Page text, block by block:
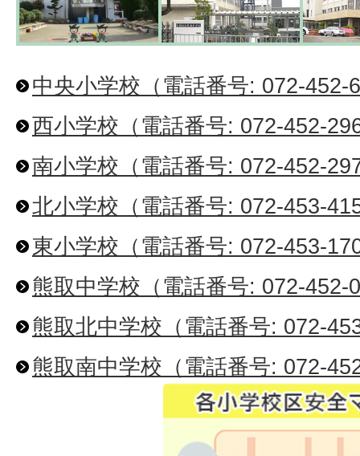
中央小学校（電話番号: 072-452-
西小学校（電話番号: 072-452-
南小学校（電話番号: 072-452-
北小学校（電話番号: 072-453-
東小学校（電話番号: 072-453-
熊取中学校（電話番号: 072-452-
熊取北中学校（電話番号: 072-
熊取南中学校（電話番号: 072-